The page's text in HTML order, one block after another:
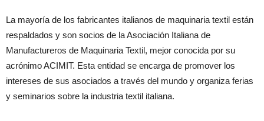
La mayoría de los fabricantes italianos de maquinaria textil están
respaldados y son socios de la Asociación Italiana de
Manufactureros de Maquinaria Textil, mejor conocida por su
acrónimo ACIMIT. Esta entidad se encarga de promover los
intereses de sus asociados a través del mundo y organiza ferias
y seminarios sobre la industria textil italiana.